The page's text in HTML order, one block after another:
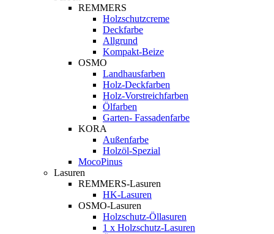
REMMERS
Holzschutzcreme
Deckfarbe
Allgrund
Kompakt-Beize
OSMO
Landhausfarben
Holz-Deckfarben
Holz-Vorstreichfarben
Ölfarben
Garten- Fassadenfarbe
KORA
Außenfarbe
Holzöl-Spezial
MocoPinus
Lasuren
REMMERS-Lasuren
HK-Lasuren
OSMO-Lasuren
Holzschutz-Öllasuren
1 x Holzschutz-Lasuren